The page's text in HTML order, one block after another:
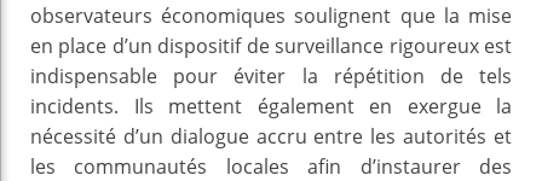
observateurs économiques soulignent que la mise
en place d’un dispositif de surveillance rigoureux est
indispensable pour éviter la répétition de tels
incidents. Ils mettent également en exergue la
nécessité d’un dialogue accru entre les autorités et
les communautés locales afin d’instaurer des